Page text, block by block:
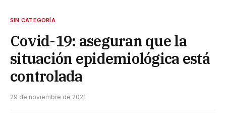
SIN CATEGORÍA
Covid-19: aseguran que la
situación epidemiológica está
controlada
29 de noviembre de 2021